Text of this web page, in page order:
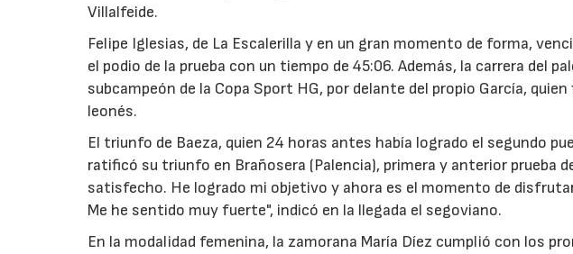
Villalfeide.
Felipe Iglesias, de La Escalerilla y en un gran momento de forma,
el podio de la prueba con un tiempo de 45:06. Además, la carrera del
subcampeón de la Copa Sport HG, por delante del propio García,
leonés.
El triunfo de Baeza, quien 24 horas antes había logrado el segundo
ratificó su triunfo en Brañosera (Palencia), primera y anterior prueba
satisfecho. He logrado mi objetivo y ahora es el momento de
Me he sentido muy fuerte", indicó en la llegada el segoviano.
En la modalidad femenina, la zamorana María Díez cumplió con los